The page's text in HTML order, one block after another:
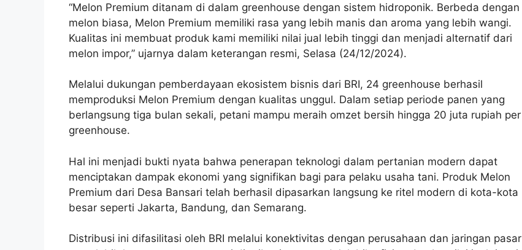
“Melon Premium ditanam di dalam greenhouse dengan sistem hidroponik. Berbeda dengan
melon biasa, Melon Premium memiliki rasa yang lebih manis dan aroma yang lebih wangi.
Kualitas ini membuat produk kami memiliki nilai jual lebih tinggi dan menjadi alternatif dari
melon impor,” ujarnya dalam keterangan resmi, Selasa (24/12/2024).
Melalui dukungan pemberdayaan ekosistem bisnis dari BRI, 24 greenhouse berhasil
memproduksi Melon Premium dengan kualitas unggul. Dalam setiap periode panen yang
berlangsung tiga bulan sekali, petani mampu meraih omzet bersih hingga 20 juta rupiah per
greenhouse.
Hal ini menjadi bukti nyata bahwa penerapan teknologi dalam pertanian modern dapat
menciptakan dampak ekonomi yang signifikan bagi para pelaku usaha tani. Produk Melon
Premium dari Desa Bansari telah berhasil dipasarkan langsung ke ritel modern di kota-kota
besar seperti Jakarta, Bandung, dan Semarang.
Distribusi ini difasilitasi oleh BRI melalui konektivitas dengan perusahaan dan jaringan pasar